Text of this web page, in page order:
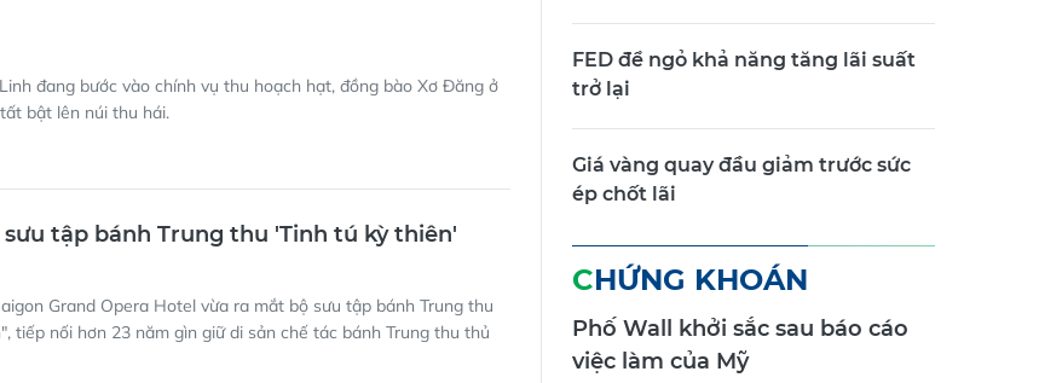
đang bước vào chính vụ thu hoạch hạt, đồng bào Xơ Đăng ở
bật lên núi thu hái.
sưu tập bánh Trung thu 'Tinh tú kỳ thiên'
Grand Opera Hotel vừa ra mắt bộ sưu tập bánh Trung thu
tiếp nối hơn 23 năm gìn giữ di sản chế tác bánh Trung thu thủ
FED để ngỏ khả năng tăng lãi suất
trở lại
Giá vàng quay đầu giảm trước sức
ép chốt lãi
CHỨNG KHOÁN
Phố Wall khởi sắc sau báo cáo
việc làm của Mỹ